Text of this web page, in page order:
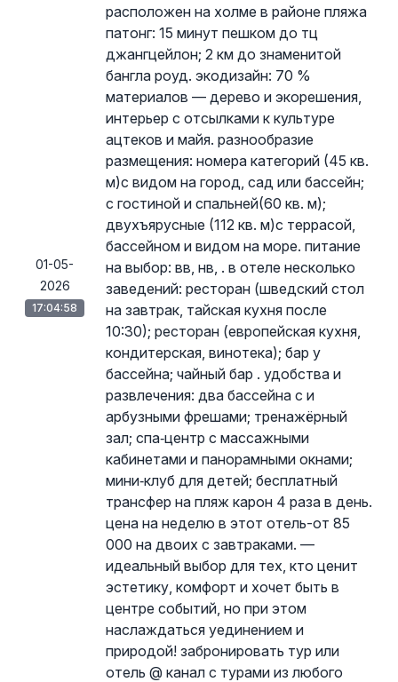
01-05-
2026
17:04:58
расположен на холме в районе пляжа
патонг: 15 минут пешком до тц
джангцейлон; 2 км до знаменитой
бангла роуд. экодизайн: 70 %
материалов — дерево и экорешения,
интерьер с отсылками к культуре
ацтеков и майя. разнообразие
размещения: номера категорий (45 кв.
м)с видом на город, сад или бассейн;
с гостиной и спальней(60 кв. м);
двухъярусные (112 кв. м)с террасой,
бассейном и видом на море. питание
на выбор: вв, нв, . в отеле несколько
заведений: ресторан (шведский стол
на завтрак, тайская кухня после
10:30); ресторан (европейская кухня,
кондитерская, винотека); бар у
бассейна; чайный бар . удобства и
развлечения: два бассейна с и
арбузными фрешами; тренажёрный
зал; спа‑центр с массажными
кабинетами и панорамными окнами;
мини‑клуб для детей; бесплатный
трансфер на пляж карон 4 раза в день.
цена на неделю в этот отель-от 85
000 на двоих с завтраками. —
идеальный выбор для тех, кто ценит
эстетику, комфорт и хочет быть в
центре событий, но при этом
наслаждаться уединением и
природой! забронировать тур или
отель @ канал с турами из любого